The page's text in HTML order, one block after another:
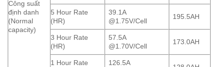
Công suất
định danh
(Normal
capacity)
5 Hour Rate
(HR)
39.1A
@1.75V/Cell
195.5AH
3 Hour Rate
(HR)
57.5A
@1.70V/Cell
173.0AH
1 Hour Rate
126.5A